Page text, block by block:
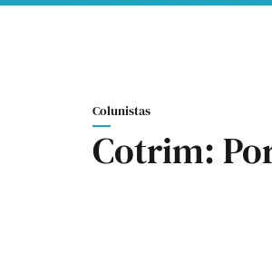
Colunistas
Cotrim: